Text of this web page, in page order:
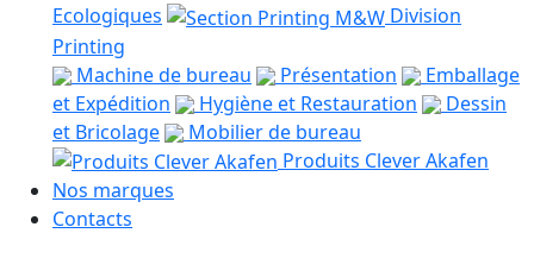
Ecologiques
Division
Printing
Machine de bureau
Présentation
Emballage
et Expédition
Hygiène et Restauration
Dessin
et Bricolage
Mobilier de bureau
Produits Clever Akafen
Nos marques
Contacts